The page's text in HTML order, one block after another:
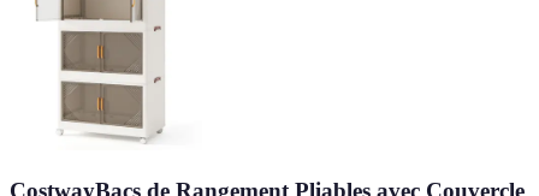
CostwayBacs de Rangement Pliables avec Couvercle